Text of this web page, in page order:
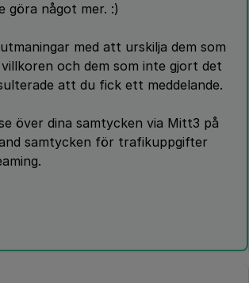
göra något mer. :)
med att urskilja dem som
och dem som inte gjort det
att du fick ett meddelande.
över dina samtycken via Mitt3 på
samtycken för trafikuppgifter